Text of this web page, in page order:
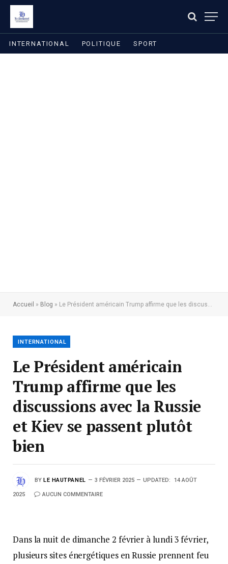
INTERNATIONAL POLITIQUE SPORT
Accueil » Blog » Le Président américain Trump affirme que les discussions avec la Russie et Kiev se passent plutôt bien
INTERNATIONAL
Le Président américain
Trump affirme que les
discussions avec la Russie
et Kiev se passent plutôt
bien
BY LE HAUTPANEL 3 FÉVRIER 2025 UPDATED: 14 AOÛT
2025 AUCUN COMMENTAIRE
Dans la nuit de dimanche 2 février à lundi 3 février,
plusieurs sites énergétiques en Russie prennent feu